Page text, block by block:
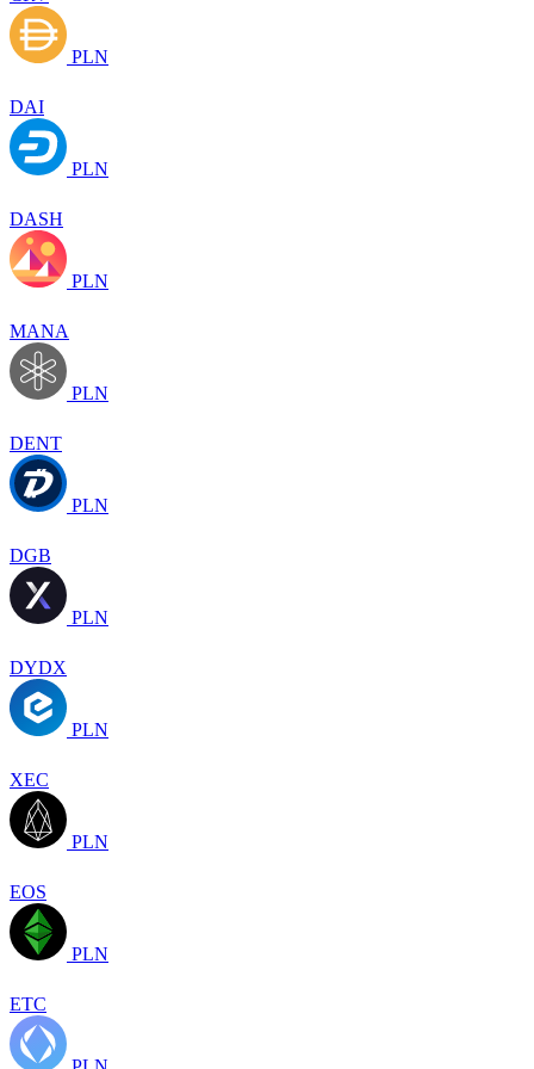
PLN
DAI
PLN
DASH
PLN
MANA
PLN
DENT
PLN
DGB
PLN
DYDX
PLN
XEC
PLN
EOS
PLN
ETC